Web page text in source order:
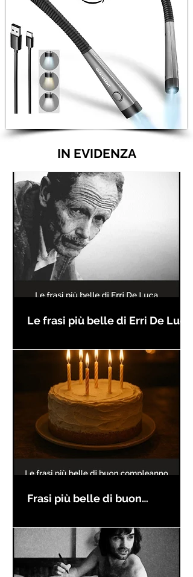
IN EVIDENZA
Le frasi più belle di Erri De Luca
Frasi più belle di buon